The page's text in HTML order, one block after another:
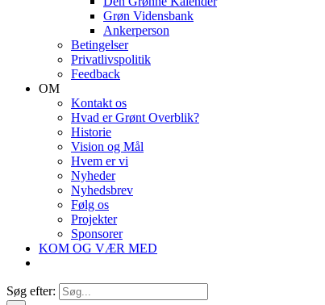
Grøn Vidensbank
Ankerperson
Betingelser
Privatlivspolitik
Feedback
OM
Kontakt os
Hvad er Grønt Overblik?
Historie
Vision og Mål
Hvem er vi
Nyheder
Nyhedsbrev
Følg os
Projekter
Sponsorer
KOM OG VÆR MED
Søg efter: